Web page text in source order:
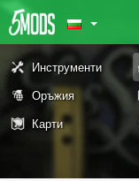
Инструменти
Оръжия
Карти